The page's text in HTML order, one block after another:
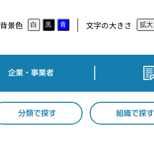
背景色 白 黒 青 文字の大きさ 拡大
企業・事業者
分類で探す 組織で探す